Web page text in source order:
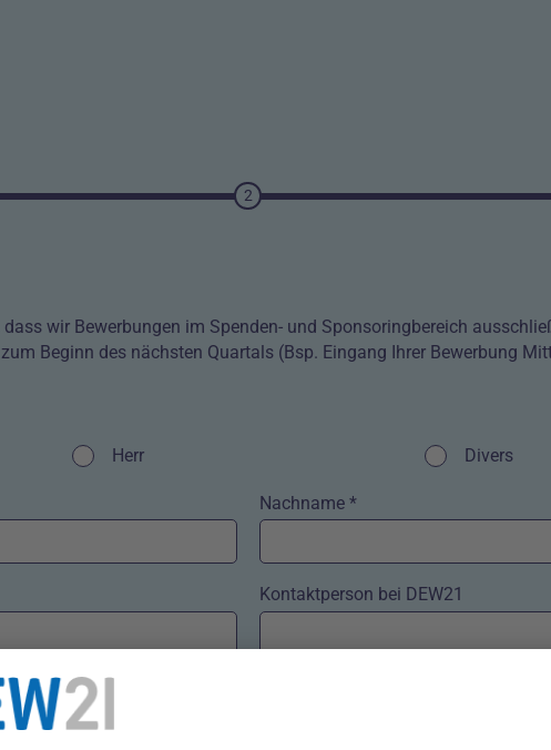
2
dass wir Bewerbungen im Spenden- und Sponsoringbereich
Beginn des nächsten Quartals (Bsp. Eingang Ihrer Bewerbung
Kontrollkästchen
Herr Divers
Nachname *
Kontaktperson bei DEW21